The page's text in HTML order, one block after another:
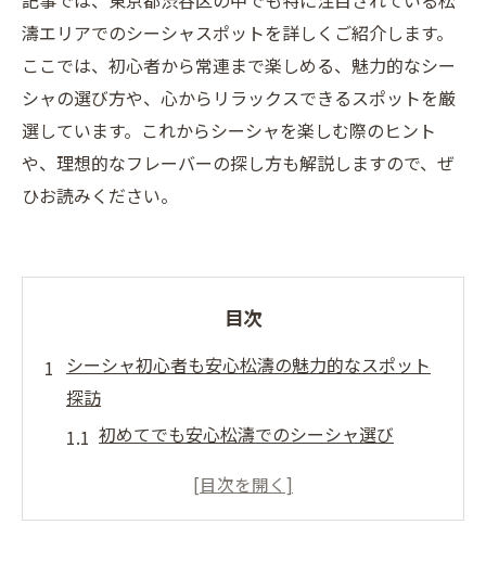
濤エリアでのシーシャスポットを詳しくご紹介します。
ここでは、初心者から常連まで楽しめる、魅力的なシー
シャの選び方や、心からリラックスできるスポットを厳
選しています。これからシーシャを楽しむ際のヒント
や、理想的なフレーバーの探し方も解説しますので、ぜ
ひお読みください。
目次
シーシャ初心者も安心松濤の魅力的なスポット
探訪
初めてでも安心松濤でのシーシャ選び
松濤のシーシャスポットの特徴